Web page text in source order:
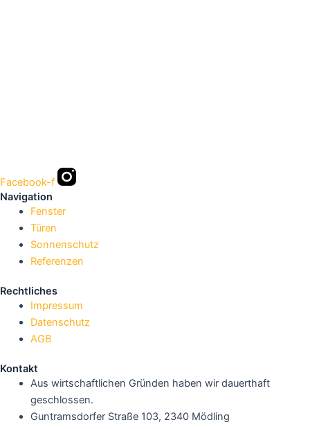
Facebook-f
Navigation
Fenster
Türen
Sonnenschutz
Referenzen
Rechtliches
Impressum
Datenschutz
AGB
Kontakt
Aus wirtschaftlichen Gründen haben wir dauerthaft
geschlossen.
Guntramsdorfer Straße 103, 2340 Mödling